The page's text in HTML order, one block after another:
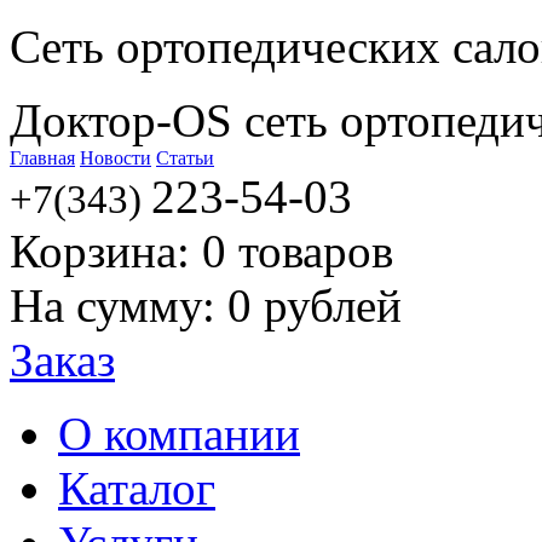
Сеть ортопедических
Доктор-OS сеть
Главная Новости Статьи
+7(343) 223-54-03
Корзина: 0 товаров
На сумму: 0 рублей
Заказ
О компании
Каталог